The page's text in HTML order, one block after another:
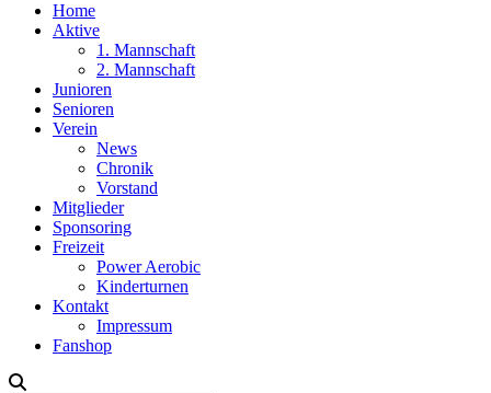
Home
Aktive
1. Mannschaft
2. Mannschaft
Junioren
Senioren
Verein
News
Chronik
Vorstand
Mitglieder
Sponsoring
Freizeit
Power Aerobic
Kinderturnen
Kontakt
Impressum
Fanshop